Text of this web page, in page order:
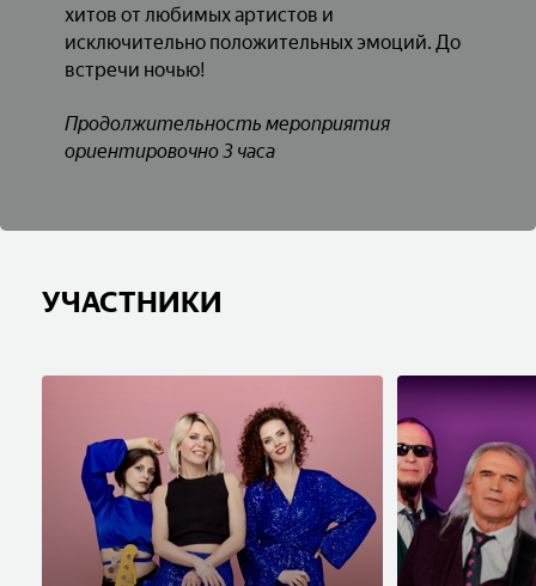
хитов от любимых артистов и
исключительно положительных эмоций. До
встречи ночью!
Продолжительность мероприятия
ориентировочно 3 часа
УЧАСТНИКИ